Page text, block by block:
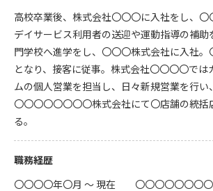
高校卒業後、株式会社〇〇〇に入社をし、〇
デイサービス利用者の送迎や運動指導の補
門学校へ進学をし、〇〇〇株式会社に入社。
となり、接客に従事。株式会社〇〇〇〇では
ムの個人営業を担当し、日々新規営業を行
〇〇〇〇〇〇〇〇株式会社にて〇店舗の統括
る。
職務経歴
〇〇〇〇年〇月 ～ 現在 〇〇〇〇〇〇〇〇